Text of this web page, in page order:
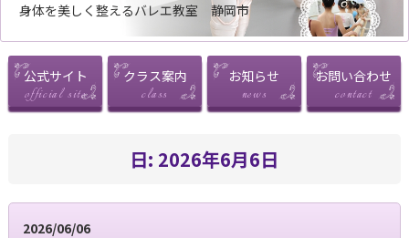
身体を美しく整えるバレエ教室 静岡市
公式サイト クラス案内 お知らせ お問い合わせ
日: 2026年6月6日
2026/06/06